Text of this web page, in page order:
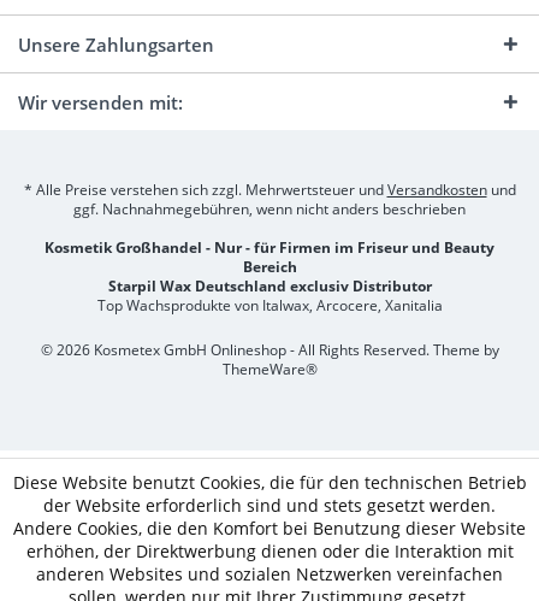
Unsere Zahlungsarten
Wir versenden mit:
* Alle Preise verstehen sich zzgl. Mehrwertsteuer undVersandkostenund
ggf. Nachnahmegebühren, wenn nicht anders beschrieben
Kosmetik Großhandel - Nur - für Firmen im Friseur und Beauty
Bereich
Starpil Wax Deutschland exclusiv Distributor
Top Wachsprodukte von Italwax, Arcocere, Xanitalia
© 2026 Kosmetex GmbH Onlineshop - All Rights Reserved. Theme by
ThemeWare®
Diese Website benutzt Cookies, die für den technischen Betrieb
der Website erforderlich sind und stets gesetzt werden.
Andere Cookies, die den Komfort bei Benutzung dieser Website
erhöhen, der Direktwerbung dienen oder die Interaktion mit
anderen Websites und sozialen Netzwerken vereinfachen